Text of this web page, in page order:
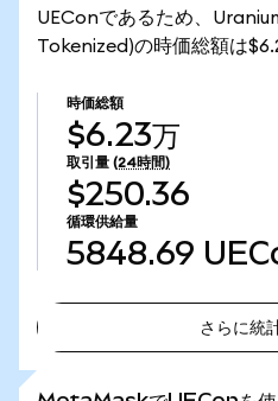
UEConであるため、
Tokenized)の時価総額は
時価総額
$6.23万
取引量 (24時間)
$250.36
循環供給量
5848.69
さらに統